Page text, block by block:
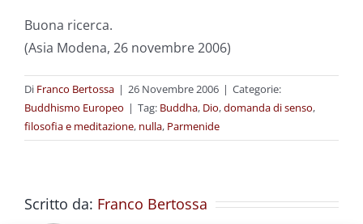
Buona ricerca.
(Asia Modena, 26 novembre 2006)
Di Franco Bertossa | 26 Novembre 2006 | Categorie:
Buddhismo Europeo | Tag: Buddha, Dio,domanda di senso,
filosofia e meditazione, nulla, Parmenide
Scritto da: Franco Bertossa